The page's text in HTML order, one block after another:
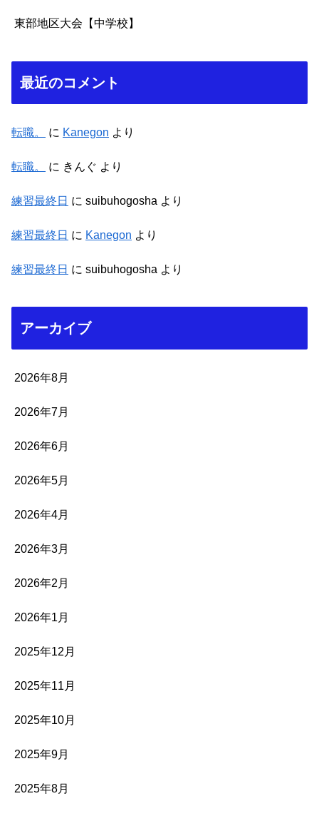
東部地区大会【中学校】
最近のコメント
転職。 に Kanegon より
転職。 に きんぐ より
練習最終日 に suibuhogosha より
練習最終日 に Kanegon より
練習最終日 に suibuhogosha より
アーカイブ
2026年8月
2026年7月
2026年6月
2026年5月
2026年4月
2026年3月
2026年2月
2026年1月
2025年12月
2025年11月
2025年10月
2025年9月
2025年8月